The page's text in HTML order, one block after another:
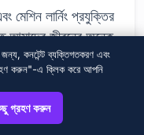
×
মেশিন লার্নিং প্রযুক্তির
আমাদের জীবনের অনেক
নিচ্ছে। তবে,
প্রত্যাশা এবং
করা অত্যন্ত
উপলব্ধি
কনটেন্ট ব্যক্তিগতকরণ এবং
করুন"-এ ক্লিক করে আপনি
গ্রহণ করুন